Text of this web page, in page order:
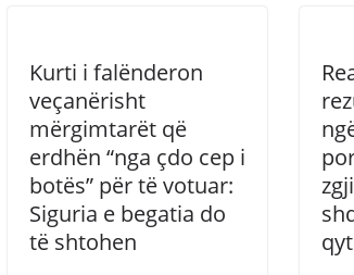
Kurti i falënderon
veçanërisht
mërgimtarët që
erdhën “nga çdo cep i
botës” për të votuar:
Siguria e begatia do
të shtohen